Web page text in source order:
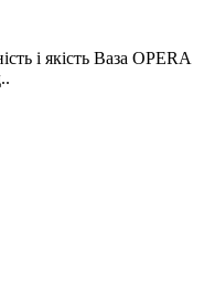
і якість Ваза OPERA